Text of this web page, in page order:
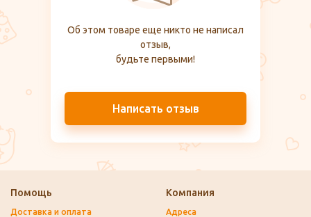
Об этом товаре еще никто не написал
отзыв,
будьте первыми!
Написать отзыв
Помощь
Доставка и оплата
Компания
Адреса